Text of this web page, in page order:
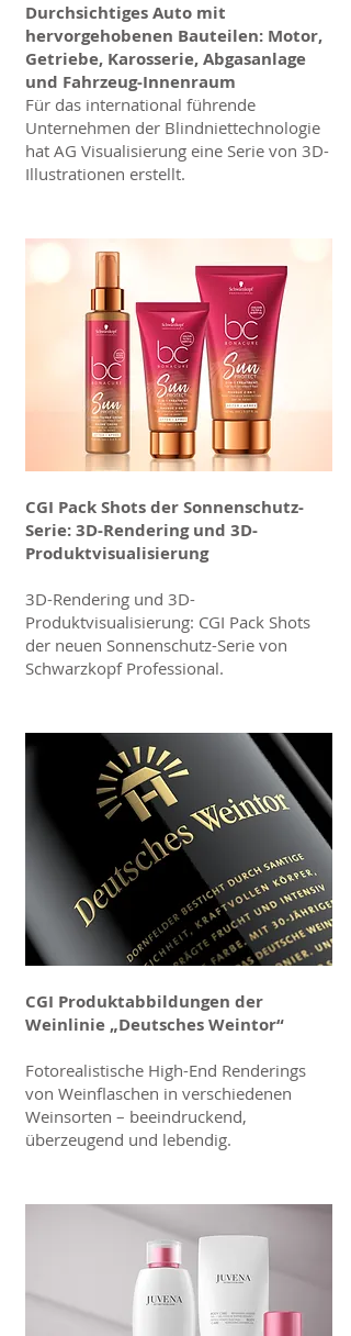
Durchsichtiges Auto mit
hervorgehobenen Bauteilen: Motor,
Getriebe, Karosserie, Abgasanlage
und Fahrzeug-Innenraum
Für das international führende
Unternehmen der Blindniettechnologie
hat AG Visualisierung eine Serie von 3D-
Illustrationen erstellt.
CGI Pack Shots der Sonnenschutz-
Serie: 3D-Rendering und 3D-
Produktvisualisierung
3D-Rendering und 3D-
Produktvisualisierung: CGI Pack Shots
der neuen Sonnenschutz-Serie von
Schwarzkopf Professional.
CGI Produktabbildungen der
Weinlinie „Deutsches Weintor“
Fotorealistische High-End Renderings
von Weinflaschen in verschiedenen
Weinsorten – beeindruckend,
überzeugend und lebendig.